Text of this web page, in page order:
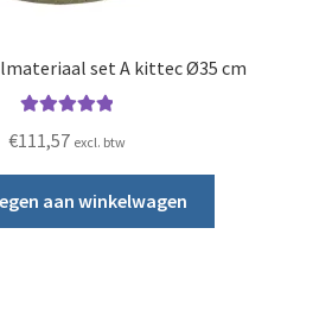
set A kittec Ø35 cm
5.00
€111,57 excl. btw
aan winkelwagen